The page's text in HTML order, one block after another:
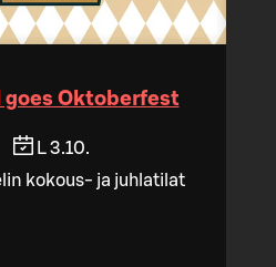
goes Oktoberfest
L 3.10.
kokous- ja juhlatilat